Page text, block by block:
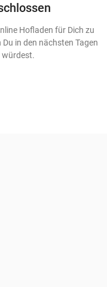
Hofladen für Dich zu
in den nächsten Tagen
würdest.